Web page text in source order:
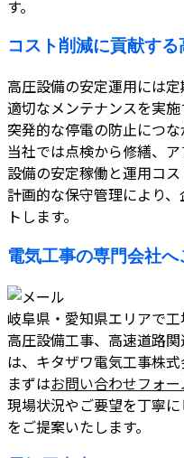
す。
コスト削減に貢献す
高圧設備の安定運用には定
適切なメンテナンスを実
突発的な停電の防止につな
当社では点検から修繕、
設備の安定稼働と運用コス
計画的な保守管理により
トします。
電気工事の専門会社
岐阜県・愛知県エリアで工
高圧設備工事、高速道路
は、キタザワ電気工事株式
まずはお問い合わせフォー
現場状況やご要望を丁寧
をご提案いたします。